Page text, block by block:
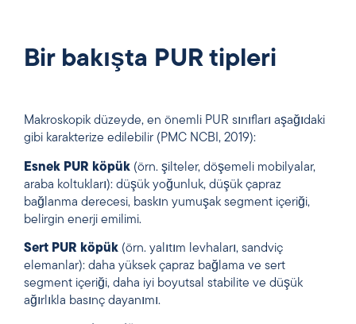
Bir bakışta PUR tipleri
Makroskopik düzeyde, en önemli PUR sınıfları aşağıdaki
gibi karakterize edilebilir (PMC NCBI, 2019):
Esnek PUR köpük (örn. şilteler, döşemeli mobilyalar,
araba koltukları): düşük yoğunluk, düşük çapraz
bağlanma derecesi, baskın yumuşak segment içeriği,
belirgin enerji emilimi.
Sert PUR köpük (örn. yalıtım levhaları, sandviç
elemanlar): daha yüksek çapraz bağlama ve sert
segment içeriği, daha iyi boyutsal stabilite ve düşük
ağırlıkla basınç dayanımı.